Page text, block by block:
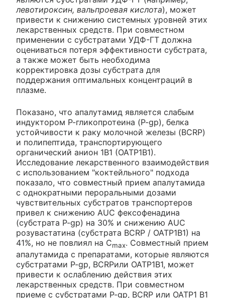
левотироксин, вальпроевая кислота), может
привести к снижению системных уровней этих
лекарственных средств. При совместном
применении с субстратами УДФ-ГТ должна
оцениваться потеря эффективности субстрата,
а также может быть необходима
корректировка дозы субстрата для
поддержания оптимальных концентраций в
плазме.
Показано, что апалутамид является слабым
индуктором Р-гликопротеина (P-gp), белка
устойчивости к раку молочной железы (BCRP)
и полипептида, транспортирующего
органический анион 1В1 (ОАТР1В1).
Исследование лекарственного взаимодействия
с использованием "коктейльного" подхода
показало, что совместный прием апалутамида
с однократными пероральными дозами
чувствительных субстратов транспортеров
привел к снижению AUC фексофенадина
(субстрата P-gp) на 30% и снижению AUC
розувастатина (субстрата BCRP / ОАТР1В1) на
41%, но не повлиял на Cmax. Совместный прием
апалутамида с препаратами, которые являются
субстратами P-gp, BCRPили ОАТР1В1, может
привести к ослаблению действия этих
лекарственных средств. При совместном
приеме с субстратами P-gp, BCRP или ОАТР1 В1